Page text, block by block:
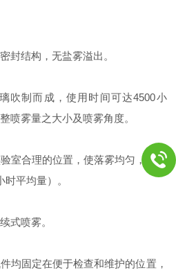
结构，无盐雾溢出。
制而成，使用时间可达4500小
喷雾量之大小及喷雾角度。
合理的位置，使落雾均匀，可调
平均量）。
喷雾。
固定在便于检查和维护的位置，